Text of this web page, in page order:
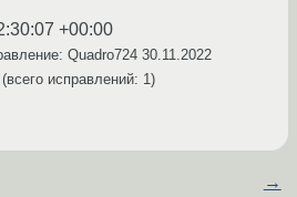
+00:00
Quadro724 30.11.2022
(всего исправлений: 1)
→